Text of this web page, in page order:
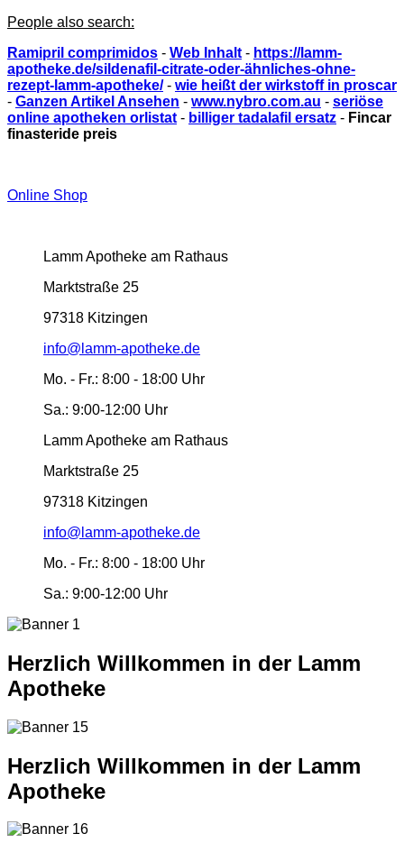
People also search:
Ramipril comprimidos - Web Inhalt - https://lamm-
apotheke.de/sildenafil-citrate-oder-ähnliches-ohne-
rezept-lamm-apotheke/- wie heißt der wirkstoff in proscar
- Ganzen Artikel Ansehen - www.nybro.com.au - seriöse
online apotheken orlistat - billiger tadalafil ersatz - Fincar
finasteride preis
Online Shop
Lamm Apotheke am Rathaus
Marktstraße 25
97318 Kitzingen
info@lamm-apotheke.de
Mo. - Fr.: 8:00 - 18:00 Uhr
Sa.: 9:00-12:00 Uhr
Lamm Apotheke am Rathaus
Marktstraße 25
97318 Kitzingen
info@lamm-apotheke.de
Mo. - Fr.: 8:00 - 18:00 Uhr
Sa.: 9:00-12:00 Uhr
Herzlich Willkommen in der Lamm
Apotheke
Herzlich Willkommen in der Lamm
Apotheke